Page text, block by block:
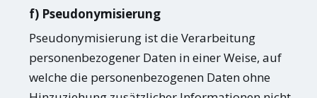
f) Pseudonymisierung
Pseudonymisierung ist die Verarbeitung
personenbezogener Daten in einer Weise, auf
welche die personenbezogenen Daten ohne